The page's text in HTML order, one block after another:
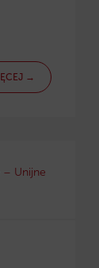
→
– Unijne